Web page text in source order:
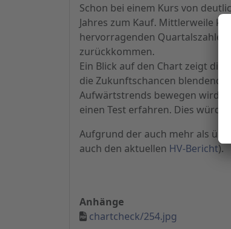
Schon bei einem Kurs von
Jahres zum Kauf. Mittlerweile
hervorragenden Quartalszahlen
zurückkommen.
Ein Blick auf den Chart zeigt die
die Zukunftschancen blendend
Aufwärtstrends bewegen wird.
einen Test erfahren. Dies würde
Aufgrund der auch mehr als
auch den aktuellen HV-Bericht).
Anhänge
chartcheck/254.jpg